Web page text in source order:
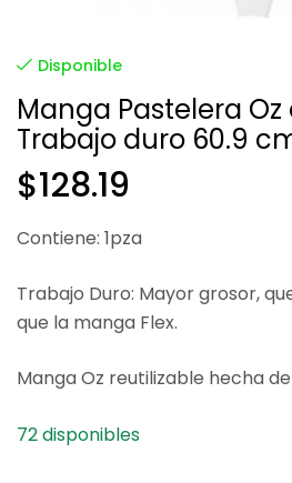
Disponible
Manga Pastelera Oz
Trabajo duro 60.9
$128.19
Contiene: 1pza
Trabajo Duro: Mayor grosor,
que la manga Flex.
Manga Oz reutilizable hecha
72 disponibles